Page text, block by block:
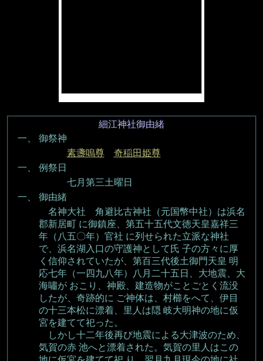
細江神社御由緒
一、
御祭神
素盞嗚尊
奇稲田姫尊
一、
例祭日
七月第三土曜日
一、
御由緒
名神大社 角避比古神社（元国幣中社）は浜名
郡新居町 に御鎮座、第五十五代文徳天皇嘉祥三
年（八五〇年）官社 に列せられた立派な神社
で、浜名湖入口の守護神として氏 子の方々に厚
く信仰されていたが、第百三代後土御門天皇 明
応七年（一四九八年）八月二十五日、大地震、大
海嘯が おこり、神殿、建造物がことごとく流没
したが、奇跡的に ご神体は、村櫛をへて、伊目
の十三本松に漂着、里人は隠 岐大明神の地に仮
宮を建てて祀った。
しかし十二年後再び地震による大津波のため、
気賀の赤 池へと漂着された。気賀の里人はこの